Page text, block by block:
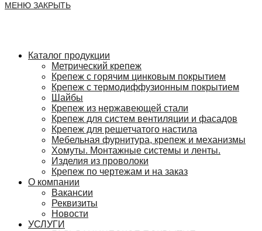
МЕНЮ ЗАКРЫТЬ
Каталог продукции
Метрический крепеж
Крепеж с горячим цинковым покрытием
Крепеж с термодиффузионным покрытием
Шайбы
Крепеж из нержавеющей стали
Крепеж для систем вентиляции и фасадов
Крепеж для решетчатого настила
Мебельная фурнитура, крепеж и механизмы
Хомуты. Монтажные системы и ленты.
Изделия из проволоки
Крепеж по чертежам и на заказ
О компании
Вакансии
Реквизиты
Новости
УСЛУГИ